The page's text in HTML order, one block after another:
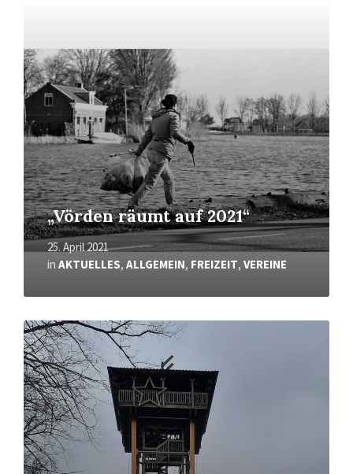
„Vörden räumt auf 2021“
25. April 2021
in AKTUELLES, ALLGEMEIN, FREIZEIT, VEREINE
Mehr
erfahren